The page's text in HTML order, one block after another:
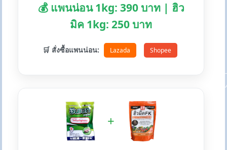
💰 แพนน่อน 1kg: 390 บาท | ฮิว
มิค 1kg: 250 บาท
🛒 สั่งซื้อแพนน่อน: Lazada Shopee
+